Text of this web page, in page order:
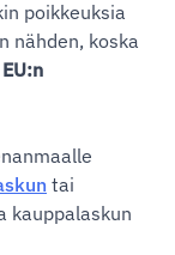
poikkeuksia
nähden, koska
tai
kauppalaskun